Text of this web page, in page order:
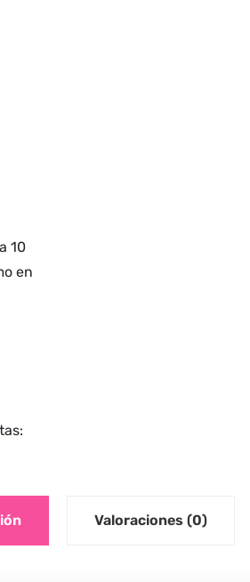
10
en
Valoraciones (0)